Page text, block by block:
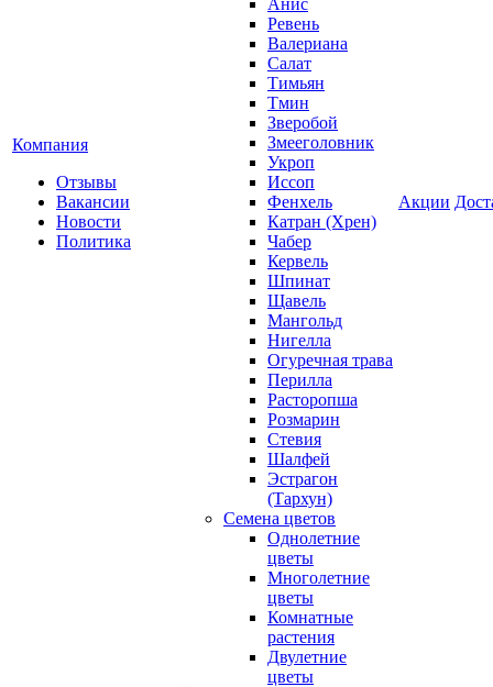
Компания
Отзывы
Вакансии
Новости
Политика
Анис
Ревень
Валериана
Салат
Тимьян
Тмин
Зверобой
Змееголовник
Укроп
Иссоп
Фенхель
Катран (Хрен)
Чабер
Кервель
Шпинат
Щавель
Мангольд
Нигелла
Огуречная трава
Перилла
Расторопша
Розмарин
Стевия
Шалфей
Эстрагон
(Тархун)
Семена цветов
Однолетние
цветы
Многолетние
цветы
Комнатные
растения
Двулетние
цветы
Акции